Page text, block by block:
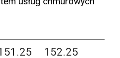
152.25